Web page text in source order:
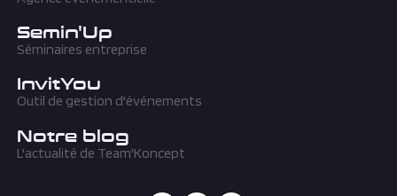
Semin'Up
Séminaires entreprise
InvitYou
Outil de gestion d'événements
Notre blog
L'actualité de Team'Koncept